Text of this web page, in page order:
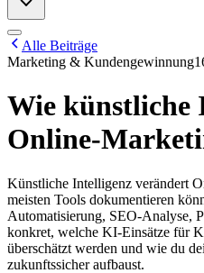
Alle Beiträge
Marketing & Kundengewinnung
Wie künstliche
Online-
Künstliche Intelligenz verändert
meisten Tools dokumentieren
Automatisierung, SEO-Analyse,
konkret, welche KI-Einsätze für
überschätzt werden und wie du
zukunftssicher aufbaust.